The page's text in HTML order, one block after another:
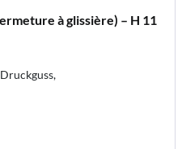
à glissière) – H 11